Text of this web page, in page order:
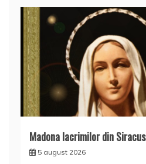
Madona lacrimilor din
5 august 2026